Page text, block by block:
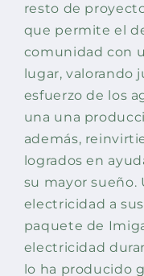
resto de
que permite el
comunidad con
lugar, valorando
esfuerzo de los
una una
además,
logrados en
su mayor sueño.
electricidad a
paquete de
electricidad
lo ha producido